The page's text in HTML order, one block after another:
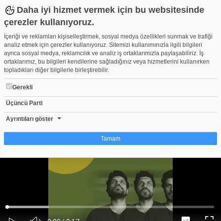
Daha iyi hizmet vermek için bu websitesinde
çerezler kullanıyoruz.
İçeriği ve reklamları kişiselleştirmek, sosyal medya özellikleri sunmak ve trafiği
analiz etmek için çerezler kullanıyoruz. Sitemizi kullanımınızla ilgili bilgileri
ayrıca sosyal medya, reklamcılık ve analiz iş ortaklarımızla paylaşabiliriz. İş
ortaklarımız, bu bilgileri kendilerine sağladığınız veya hizmetlerini kullanırken
topladıkları diğer bilgilerle birleştirebilir.
Gerekli
Üçüncü Parti
Ayrıntıları göster
Tamam
Çerezler, web-sitelerinin, kullanıcıların deneyimlerini daha verimli hale getirmek
amacıyla kullandığı küçük metin dosyalarıdır. Yasalara göre, bu sitenin
işletilmesi için kesinlikle gerekli olan çerezleri cihazınıza yerleştirebiliyoruz.
Diğer çerez türleri için sizden izin almamız gerekiyor. Bu site farklı çerez türleri
kullanmaktadır. Bazı çerezler, sayfalarımızda yer alan üçüncü şahıs hizmetleri
tarafından yerleştirilir. İzniniz şu alanlar için geçerlidir: web.tv
Ses
Yüklendi:
Yükleniyor:
Ulaş Yaman - Horon